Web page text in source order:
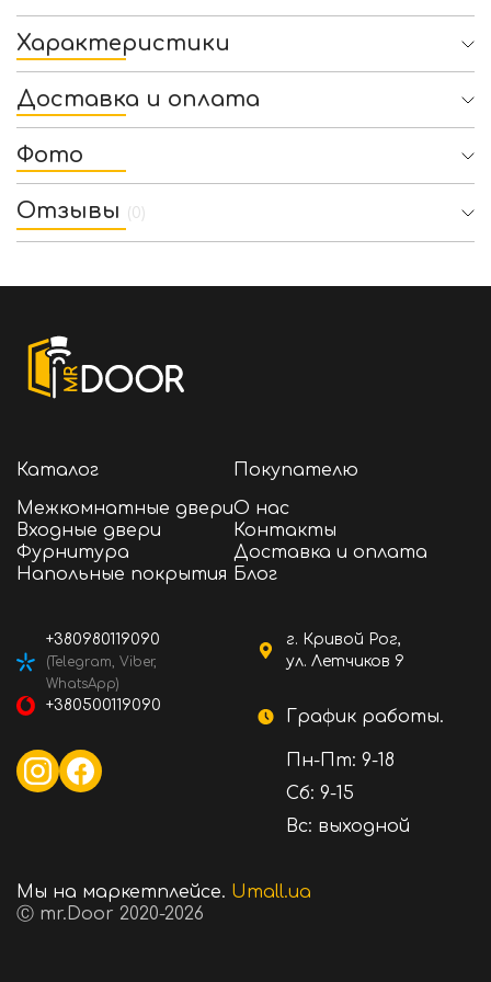
Характеристики
Доставка и оплата
Фото
Отзывы (0)
Каталог
Межкомнатные двери
Входные двери
Фурнитура
Напольные покрытия
Покупателю
О нас
Контакты
Доставка и оплата
Блог
г. Кривой Рог,
ул. Летчиков 9
График работы.
Пн-Пт: 9-18
Сб: 9-15
Вс: выходной
+380980119090
(Telegram, Viber,
WhatsApp)
+380500119090
Ⓒ mr.Door 2020-2026
Мы на маркетплейсе. Umall.ua